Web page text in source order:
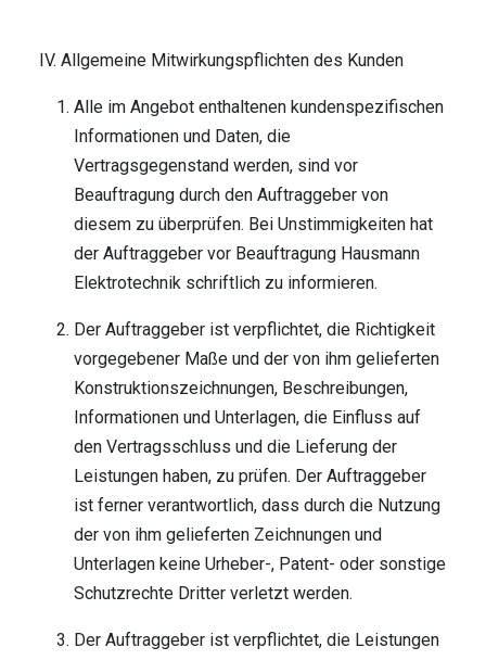
IV. Allgemeine Mitwirkungspflichten des Kunden
Alle im Angebot enthaltenen kundenspezifischen
Informationen und Daten, die
Vertragsgegenstand werden, sind vor
Beauftragung durch den Auftraggeber von
diesem zu überprüfen. Bei Unstimmigkeiten hat
der Auftraggeber vor Beauftragung Hausmann
Elektrotechnik schriftlich zu informieren.
Der Auftraggeber ist verpflichtet, die Richtigkeit
vorgegebener Maße und der von ihm gelieferten
Konstruktionszeichnungen, Beschreibungen,
Informationen und Unterlagen, die Einfluss auf
den Vertragsschluss und die Lieferung der
Leistungen haben, zu prüfen. Der Auftraggeber
ist ferner verantwortlich, dass durch die Nutzung
der von ihm gelieferten Zeichnungen und
Unterlagen keine Urheber-, Patent- oder sonstige
Schutzrechte Dritter verletzt werden.
Der Auftraggeber ist verpflichtet, die Leistungen